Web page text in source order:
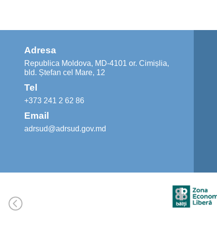
Adresa
Republica Moldova, MD-4101 or. Cimișlia,
bld. Ștefan cel Mare, 12
Tel
+373 241 2 62 86
Email
adrsud@adrsud.gov.md